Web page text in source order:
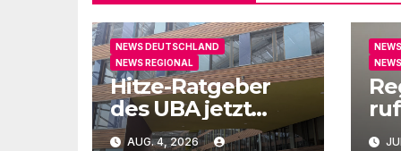
NEWS DEUTSCHLAND
NEWS REGIONAL
Hitze-Ratgeber
des UBA jetzt
auch in Leichter
AUG. 4, 2026